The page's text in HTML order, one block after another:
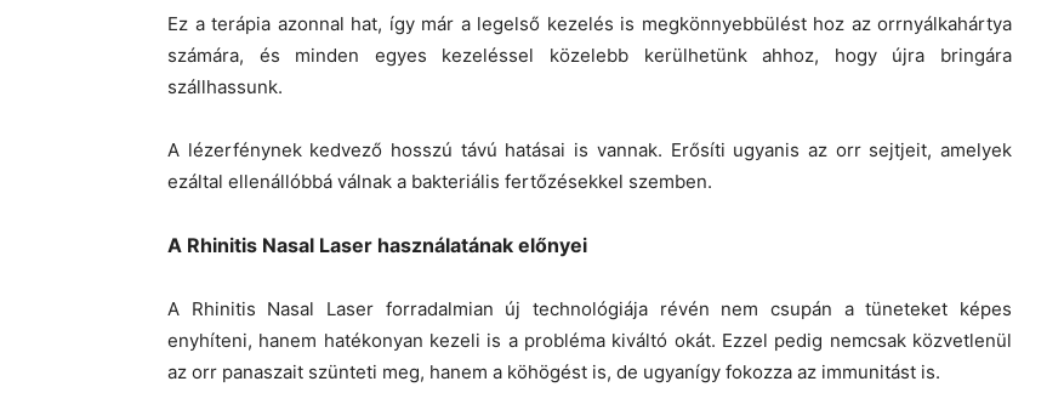
Ez a terápia azonnal hat, így már a legelső kezelés is megkönnyebbülést hoz az orrnyálkahártya
számára, és minden egyes kezeléssel közelebb kerülhetünk ahhoz, hogy újra bringára
szállhassunk.
A lézerfénynek kedvező hosszú távú hatásai is vannak. Erősíti ugyanis az orr sejtjeit, amelyek
ezáltal ellenállóbbá válnak a bakteriális fertőzésekkel szemben.
A Rhinitis Nasal Laser használatának előnyei
A Rhinitis Nasal Laser forradalmian új technológiája révén nem csupán a tüneteket képes
enyhíteni, hanem hatékonyan kezeli is a probléma kiváltó okát. Ezzel pedig nemcsak közvetlenül
az orr panaszait szünteti meg, hanem a köhögést is, de ugyanígy fokozza az immunitást is.